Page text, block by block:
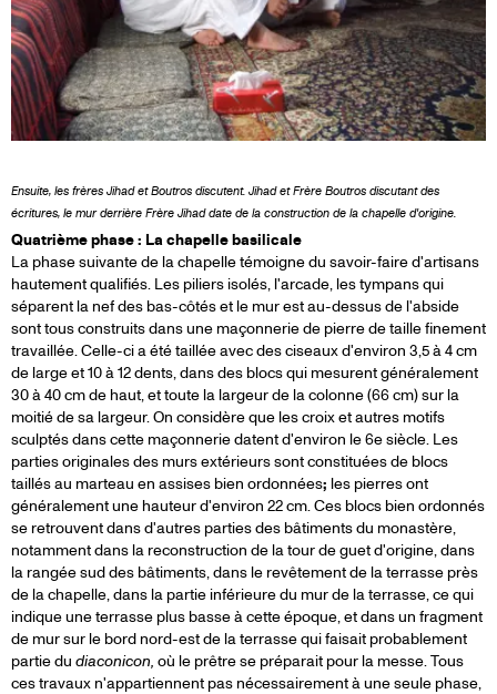
Ensuite, les frères Jihad et Boutros discutent. Jihad et Frère Boutros discutant des
écritures, le mur derrière Frère Jihad date de la construction de la chapelle d'origine.
Quatrième phase : La chapelle basilicale
La phase suivante de la chapelle témoigne du savoir-faire d'artisans
hautement qualifiés. Les piliers isolés, l'arcade, les tympans qui
séparent la nef des bas-côtés et le mur est au-dessus de l'abside
sont tous construits dans une maçonnerie de pierre de taille finement
travaillée. Celle-ci a été taillée avec des ciseaux d'environ 3,5 à 4 cm
de large et 10 à 12 dents, dans des blocs qui mesurent généralement
30 à 40 cm de haut, et toute la largeur de la colonne (66 cm) sur la
moitié de sa largeur. On considère que les croix et autres motifs
sculptés dans cette maçonnerie datent d'environ le 6e siècle. Les
parties originales des murs extérieurs sont constituées de blocs
taillés au marteau en assises bien ordonnées; les pierres ont
généralement une hauteur d'environ 22 cm. Ces blocs bien ordonnés
se retrouvent dans d'autres parties des bâtiments du monastère,
notamment dans la reconstruction de la tour de guet d'origine, dans
la rangée sud des bâtiments, dans le revêtement de la terrasse près
de la chapelle, dans la partie inférieure du mur de la terrasse, ce qui
indique une terrasse plus basse à cette époque, et dans un fragment
de mur sur le bord nord-est de la terrasse qui faisait probablement
partie du diaconicon, où le prêtre se préparait pour la messe. Tous
ces travaux n'appartiennent pas nécessairement à une seule phase,